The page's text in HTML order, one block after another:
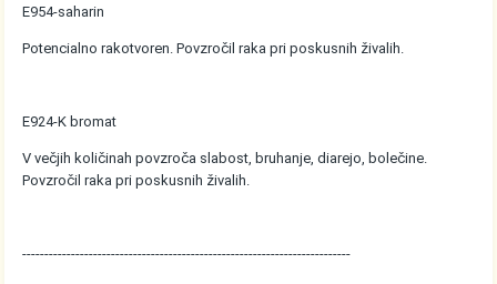
E954-saharin
Potencialno rakotvoren. Povzročil raka pri poskusnih živalih.
E924-K bromat
V večjih količinah povzroča slabost, bruhanje, diarejo, bolečine.
Povzročil raka pri poskusnih živalih.
--------------------------------------------------------------------------